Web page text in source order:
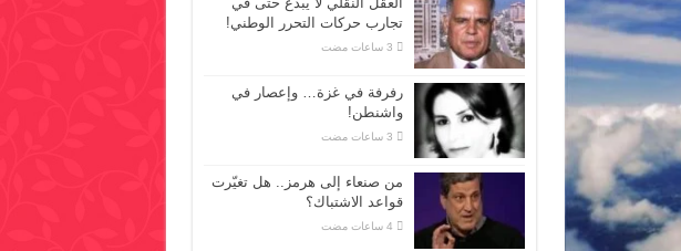
تجارب حركات التحرر الوطني!
رفرفة في غزة… وإعصار في
واشنطن!
من صنعاء إلى هرمز.. هل تغيّرت
قواعد الاشتباك؟